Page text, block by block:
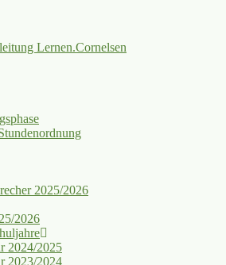
Lernen.Cornelsen
2025/2026
2026
2024/2025
2023/2024